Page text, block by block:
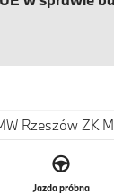
Rzeszów ZK
Jazda próbna